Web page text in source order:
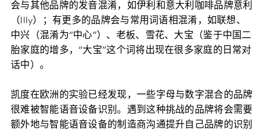
会与其他品牌的发音混淆，如伊利和意大利咖啡品牌意利
（Illy）；有更多的品牌会与常用词语相混淆，如联想、
中兴（混淆为“中心”）、老板、雪花、大宝（鉴于中国二
胎家庭的增多，“大宝”这个词将出现在很多家庭的日常对
话中）。
凯度在欧洲的实验已经发现，一些字母与数字混合的品牌
很难被智能语音设备识别。遇到这种挑战的品牌将会需要
额外地与智能语音设备的制造商沟通提升自己品牌的识别